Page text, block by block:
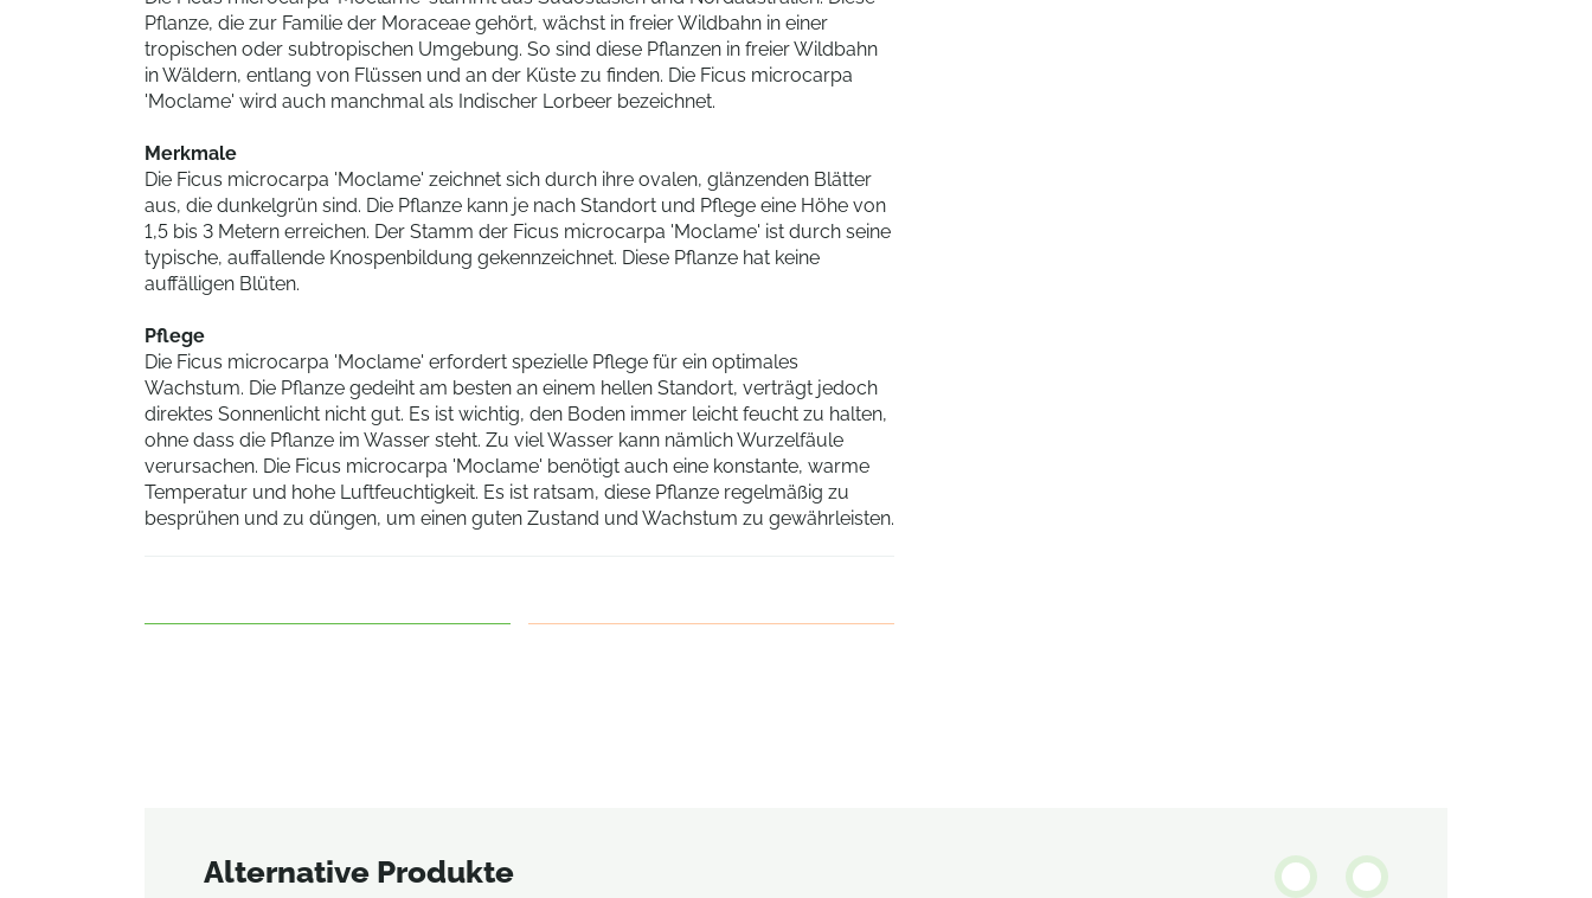
Pflanze, die zur Familie der Moraceae gehört, wächst in freier Wildbahn in einer
tropischen oder subtropischen Umgebung. So sind diese Pflanzen in freier Wildbahn
in Wäldern, entlang von Flüssen und an der Küste zu finden. Die Ficus microcarpa
'Moclame' wird auch manchmal als Indischer Lorbeer bezeichnet.
Merkmale
Die Ficus microcarpa 'Moclame' zeichnet sich durch ihre ovalen, glänzenden Blätter
aus, die dunkelgrün sind. Die Pflanze kann je nach Standort und Pflege eine Höhe von
1,5 bis 3 Metern erreichen. Der Stamm der Ficus microcarpa 'Moclame' ist durch seine
typische, auffallende Knospenbildung gekennzeichnet. Diese Pflanze hat keine
auffälligen Blüten.
Pflege
Die Ficus microcarpa 'Moclame' erfordert spezielle Pflege für ein optimales
Wachstum. Die Pflanze gedeiht am besten an einem hellen Standort, verträgt jedoch
direktes Sonnenlicht nicht gut. Es ist wichtig, den Boden immer leicht feucht zu halten,
ohne dass die Pflanze im Wasser steht. Zu viel Wasser kann nämlich Wurzelfäule
verursachen. Die Ficus microcarpa 'Moclame' benötigt auch eine konstante, warme
Temperatur und hohe Luftfeuchtigkeit. Es ist ratsam, diese Pflanze regelmäßig zu
besprühen und zu düngen, um einen guten Zustand und Wachstum zu gewährleisten.
Alternative Produkte